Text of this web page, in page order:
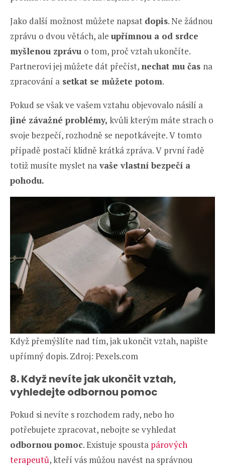
Jako další možnost můžete napsat dopis. Ne žádnou
zprávu o dvou větách, ale upřímnou a od srdce
myšlenou zprávu o tom, proč vztah ukončíte.
Partnerovi jej můžete dát přečíst, nechat mu čas na
zpracování a setkat se můžete potom.
Pokud se však ve vašem vztahu objevovalo násilí a
jiné závažné problémy, kvůli kterým máte strach o
svoje bezpečí, rozhodně se nepotkávejte. V tomto
případě postačí klidně krátká zpráva. V první řadě
totiž musíte myslet na vaše vlastní bezpečí a
pohodu.
Když přemýšlíte nad tím, jak ukončit vztah, napište
upřímný dopis. Zdroj: Pexels.com
8. Když nevíte jak ukončit vztah,
vyhledejte odbornou pomoc
Pokud si nevíte s rozchodem rady, nebo ho
potřebujete zpracovat, nebojte se vyhledat
odbornou pomoc. Existuje spousta párových
terapeutů, kteří vás můžou navést na správnou